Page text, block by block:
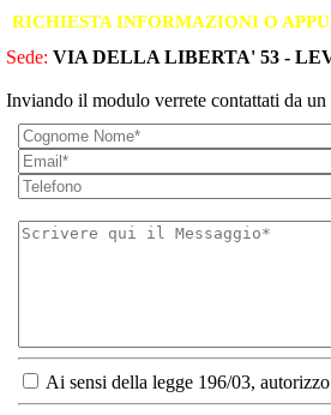
RICHIESTA INFORMAZIONI O
Sede: VIA DELLA LIBERTA' 53 -
Inviando il modulo verrete contattati da un
Ai sensi della legge 196/03,